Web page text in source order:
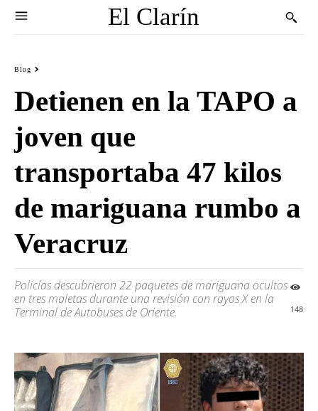
El Clarín
Blog
Detienen en la TAPO a
joven que
transportaba 47 kilos
de mariguana rumbo a
Veracruz
Policías descubrieron 22 paquetes de mariguana ocultos
en tres maletas durante una revisión con rayos X en la
Terminal de Autobuses de Oriente.
148